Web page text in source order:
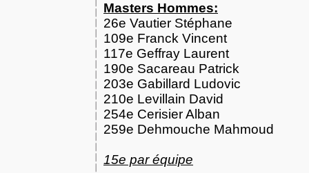
Masters Hommes:
26e Vautier Stéphane
109e Franck Vincent
117e Geffray Laurent
190e Sacareau Patrick
203e Gabillard Ludovic
210e Levillain David
254e Cerisier Alban
259e Dehmouche Mahmoud
15e par équipe